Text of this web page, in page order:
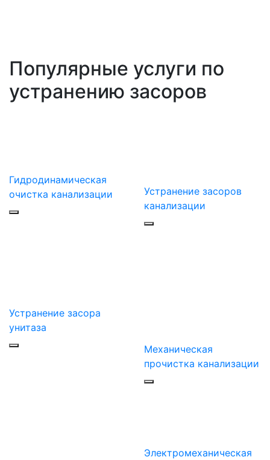
Популярные услуги по
устранению засоров
Гидродинамическая
очистка канализации
Устранение засоров
канализации
Устранение засора
унитаза
Механическая
прочистка канализации
Электромеханическая